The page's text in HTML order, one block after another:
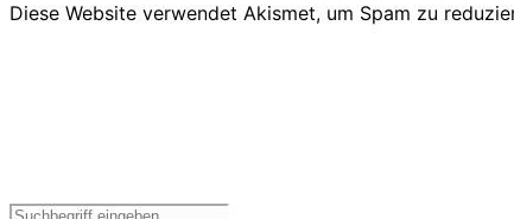
Diese Website verwendet Akismet, um Spam zu